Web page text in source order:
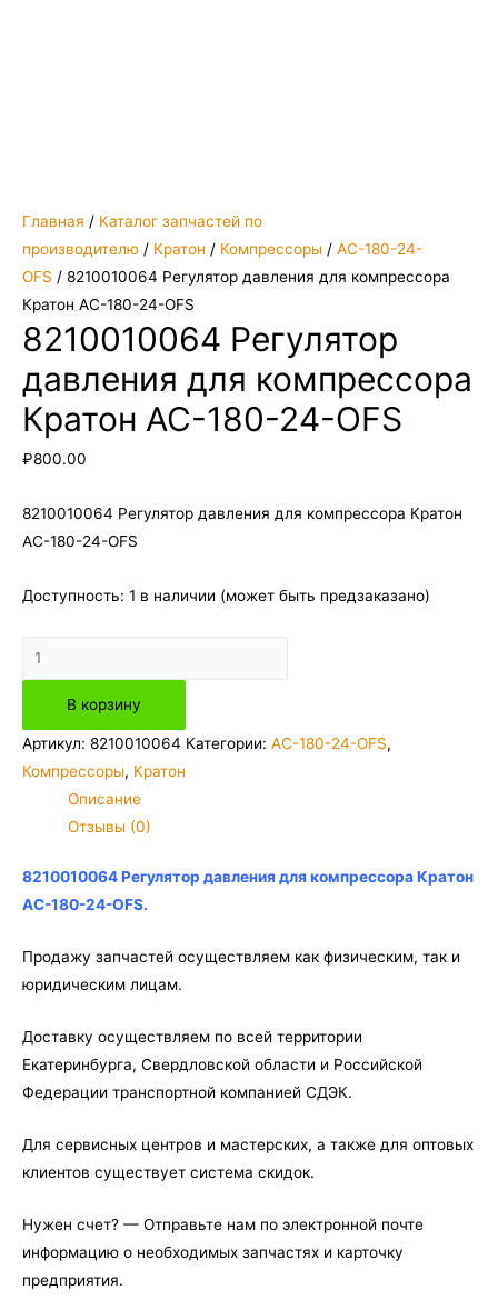
Главная / Каталог запчастей по
производителю / Кратон / Компрессоры / AC-180-24-
OFS / 8210010064 Регулятор давления для компрессора
Кратон AC-180-24-OFS
8210010064 Регулятор
давления для компрессора
Кратон AC-180-24-OFS
₽800.00
8210010064 Регулятор давления для компрессора Кратон
AC-180-24-OFS
Доступность: 1 в наличии (может быть предзаказано)
Количество
товара
8210010064
Регулятор
AC-
180-
OFS
В корзину
Артикул: 8210010064 Категории: AC-180-24-OFS,
Компрессоры, Кратон
Описание
Отзывы (0)
8210010064 Регулятор давления для компрессора Кратон
AC-180-24-OFS.
Продажу запчастей осуществляем как физическим, так и
юридическим лицам.
Доставку осуществляем по всей территории
Екатеринбурга, Свердловской области и Российской
Федерации транспортной компанией СДЭК.
Для сервисных центров и мастерских, а также для оптовых
клиентов существует система скидок.
Нужен счет? — Отправьте нам по электронной почте
информацию о необходимых запчастях и карточку
предприятия.